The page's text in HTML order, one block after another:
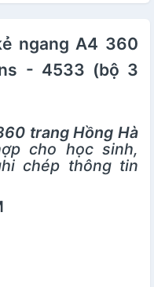
ngang A4 360
- 4533 (bộ 3
trang Hồng Hà
cho học sinh,
chép thông tin